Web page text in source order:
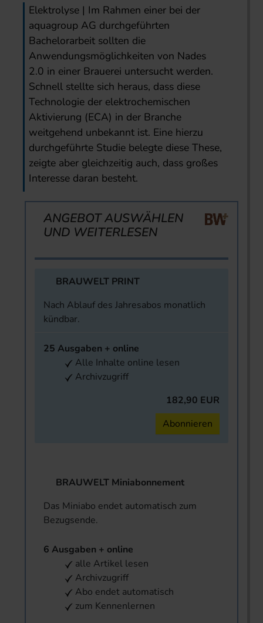
Elektrolyse | Im Rahmen einer bei der
aquagroup AG durchgeführten
Bachelorarbeit sollten die
Anwendungsmöglichkeiten von Nades
2.0 in einer Brauerei untersucht werden.
Schnell stellte sich heraus, dass diese
Technologie der elektrochemischen
Aktivierung (ECA) in der Branche
weitgehend unbekannt ist. Eine hierzu
durchgeführte Studie belegte diese These,
zeigte aber gleichzeitig auch, dass großes
Interesse daran besteht.
ANGEBOT AUSWÄHLEN
UND WEITERLESEN
BRAUWELT PRINT
Nach Ablauf des Jahresabos monatlich
kündbar.
25 Ausgaben + online
Alle Inhalte online lesen
Archivzugriff
182,90 EUR
Abonnieren
BRAUWELT Miniabonnement
Das Miniabo endet automatisch zum
Bezugsende.
6 Ausgaben + online
alle Artikel lesen
Archivzugriff
Abo endet automatisch
zum Kennenlernen